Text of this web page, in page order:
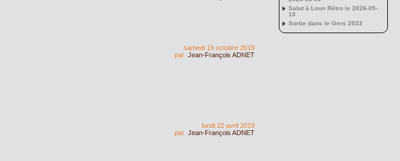
samedi 19 octobre 2019
par Jean-François ADNET
lundi 22 avril 2019
par Jean-François ADNET
Salut à Loun Rétro le 2026-05-
10
Sortie dans le Gers 2023